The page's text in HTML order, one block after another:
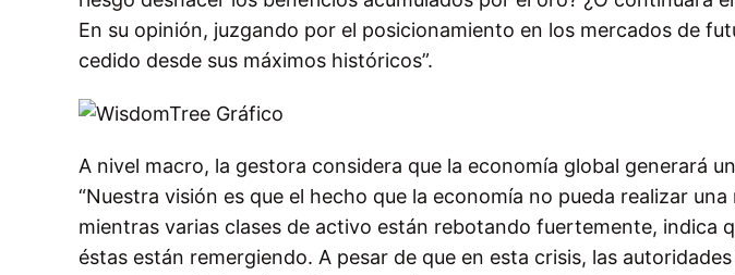
En su opinión, juzgando por el posicionamiento en los mercados de
cedido desde sus máximos históricos”.
A nivel macro, la gestora considera que la economía global generará
“Nuestra visión es que el hecho que la economía no pueda realizar
mientras varias clases de activo están rebotando fuertemente, indica
éstas están remergiendo. A pesar de que en esta crisis, las